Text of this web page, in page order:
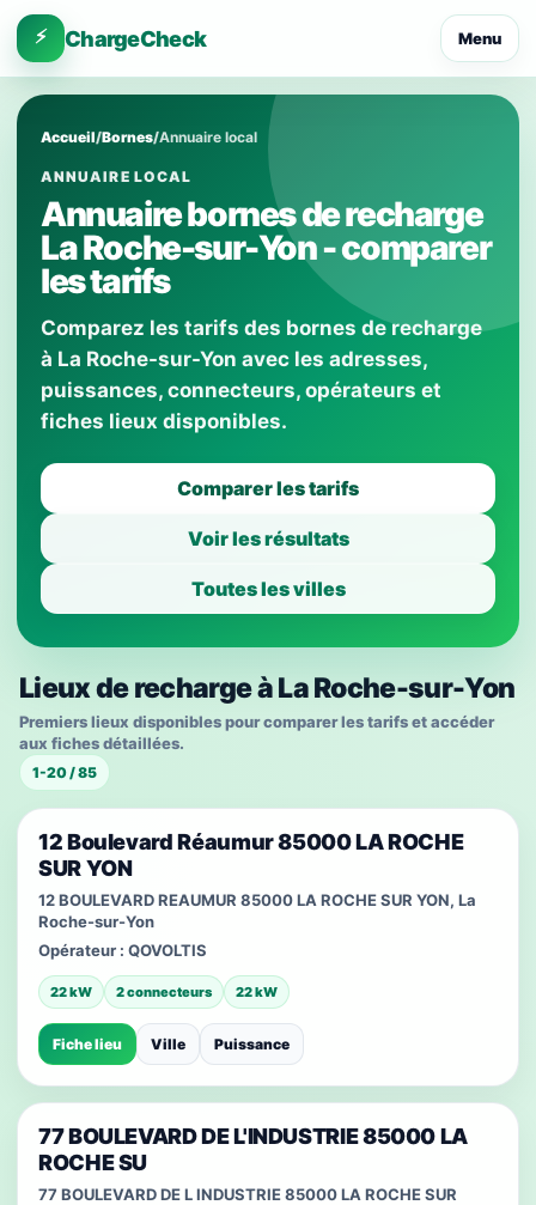
⚡ ChargeCheck Menu
Accueil/Bornes/Annuaire local
ANNUAIRE LOCAL
Annuaire bornes de recharge
La Roche-sur-Yon - comparer
les tarifs
Comparez les tarifs des bornes de recharge
à La Roche-sur-Yon avec les adresses,
puissances, connecteurs, opérateurs et
fiches lieux disponibles.
Comparer les tarifs
Voir les résultats
Toutes les villes
Lieux de recharge à La Roche-sur-Yon
Premiers lieux disponibles pour comparer les tarifs et accéder
aux fiches détaillées.
1-20 / 85
12 Boulevard Réaumur 85000 LA ROCHE
SUR YON
12 BOULEVARD REAUMUR 85000 LA ROCHE SUR YON, La
Roche-sur-Yon
Opérateur : QOVOLTIS
22 kW 2 connecteurs 22 kW
Fiche lieu Ville Puissance
77 BOULEVARD DE L'INDUSTRIE 85000 LA
ROCHE SU
77 BOULEVARD DE L INDUSTRIE 85000 LA ROCHE SUR